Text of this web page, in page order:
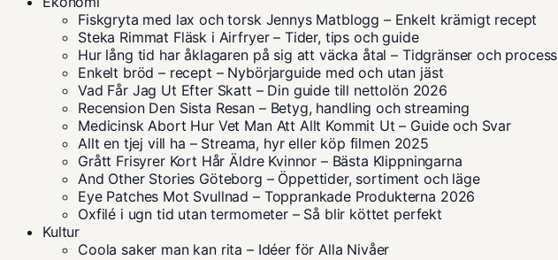
Fiskgryta med lax och torsk Jennys Matblogg – Enkelt krämigt recept
Steka Rimmat Fläsk i Airfryer – Tider, tips och guide
Hur lång tid har åklagaren på sig att väcka åtal – Tidgränser och process
Enkelt bröd – recept – Nybörjarguide med och utan jäst
Vad Får Jag Ut Efter Skatt – Din guide till nettolön 2026
Recension Den Sista Resan – Betyg, handling och streaming
Medicinsk Abort Hur Vet Man Att Allt Kommit Ut – Guide och Svar
Allt en tjej vill ha – Streama, hyr eller köp filmen 2025
Grått Frisyrer Kort Hår Äldre Kvinnor – Bästa Klippningarna
And Other Stories Göteborg – Öppettider, sortiment och läge
Eye Patches Mot Svullnad – Topprankade Produkterna 2026
Oxfilé i ugn tid utan termometer – Så blir köttet perfekt
Kultur
Coola saker man kan rita – Idéer för Alla Nivåer